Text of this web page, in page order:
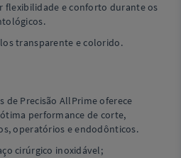
flexibilidade e conforto durante os
transparente e colorido.
Precisão AllPrime oferece
performance de corte,
operatórios e endodônticos.
cirúrgico inoxidável;